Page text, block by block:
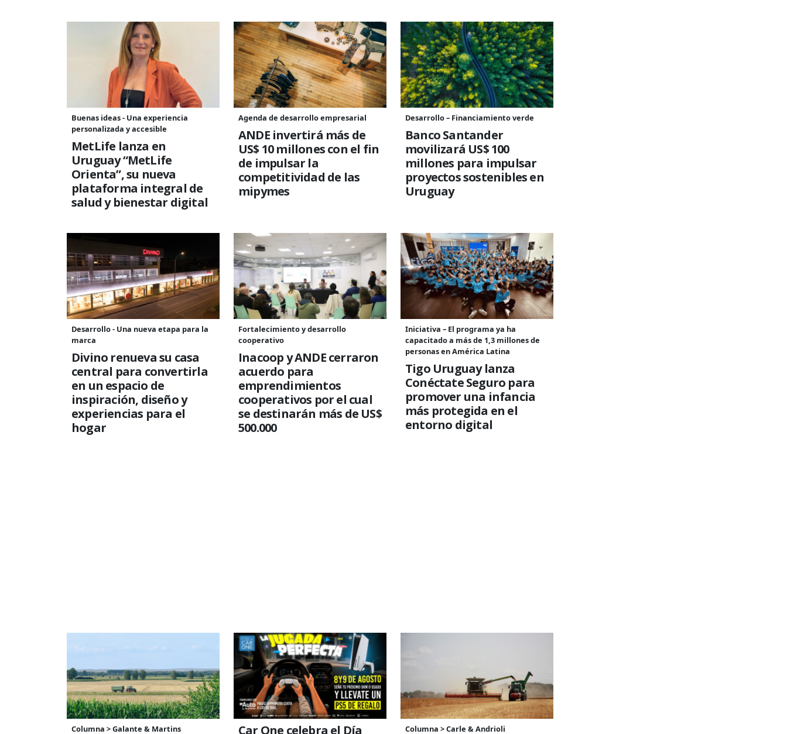
Buenas ideas - Una experiencia
personalizada y accesible
MetLife lanza en
Uruguay “MetLife
Orienta”, su nueva
plataforma integral de
salud y bienestar digital
Agenda de desarrollo empresarial
ANDE invertirá más de
US$ 10 millones con el fin
de impulsar la
competitividad de las
mipymes
Desarrollo – Financiamiento verde
Banco Santander
movilizará US$ 100
millones para impulsar
proyectos sostenibles en
Uruguay
Desarrollo - Una nueva etapa para la
marca
Divino renueva su casa
central para convertirla
en un espacio de
inspiración, diseño y
experiencias para el
hogar
Fortalecimiento y desarrollo
cooperativo
Inacoop y ANDE cerraron
acuerdo para
emprendimientos
cooperativos por el cual
se destinarán más de US$
500.000
Iniciativa – El programa ya ha
capacitado a más de 1,3 millones de
personas en América Latina
Tigo Uruguay lanza
Conéctate Seguro para
promover una infancia
más protegida en el
entorno digital
Columna > Galante & Martins Car One celebra el Día Columna > Carle & Andrioli